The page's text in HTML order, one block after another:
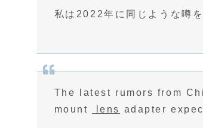
私は2022年に同じような噂
The latest rumors from
mount
lens adapter